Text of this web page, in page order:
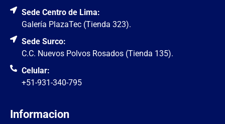
Sede Centro de Lima:
Galería PlazaTec (Tienda 323).
Sede Surco:
C.C. Nuevos Polvos Rosados (Tienda 135).
Celular:
+51-931-340-795
Informacion